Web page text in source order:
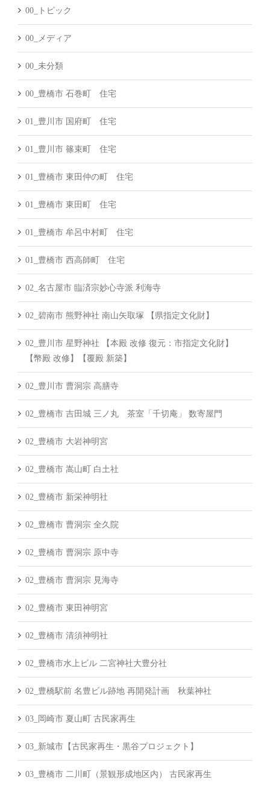
00_トピック
00_メディア
00_未分類
00_豊橋市 石巻町 住宅
01_豊川市 国府町 住宅
01_豊川市 篠束町 住宅
01_豊橋市 東田仲の町 住宅
01_豊橋市 東田町 住宅
01_豊橋市 牟呂中村町 住宅
01_豊橋市 西高師町 住宅
02_名古屋市 臨済宗妙心寺派 利海寺
02_碧南市 熊野神社 南山矢取塚 【県指定文化財】
02_豊川市 星野神社 【本殿 改修 復元：市指定文化財】
【幣殿 改修】【覆殿 新築】
02_豊川市 曹洞宗 高膳寺
02_豊橋市 吉田城 三ノ丸 茶室「千切庵」 数寄屋門
02_豊橋市 大岩神明宮
02_豊橋市 嵩山町 白土社
02_豊橋市 新栄神明社
02_豊橋市 曹洞宗 全久院
02_豊橋市 曹洞宗 原中寺
02_豊橋市 曹洞宗 見海寺
02_豊橋市 東田神明宮
02_豊橋市 清須神明社
02_豊橋市水上ビル 二宮神社大豊分社
02_豊橋駅前 名豊ビル跡地 再開発計画 秋葉神社
03_岡崎市 夏山町 古民家再生
03_新城市【古民家再生・黒谷プロジェクト】
03_豊橋市 二川町（景観形成地区内） 古民家再生